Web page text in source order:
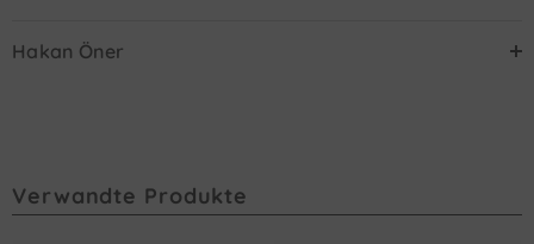
Hakan Öner
Verwandte Produkte